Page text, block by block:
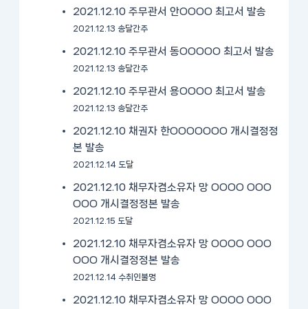
2021.12.10 주무관서 안OOOO 최고서 발송
2021.12.13 송달간주
2021.12.10 주무관서 동OOOOO 최고서 발송
2021.12.13 송달간주
2021.12.10 주무관서 용OOOO 최고서 발송
2021.12.13 송달간주
2021.12.10 채권자 한OOOOOOO 개시결정정
본 발송
2021.12.14 도달
2021.12.10 채무자겸소유자 망 OOOO OOO
OOO 개시결정정본 발송
2021.12.15 도달
2021.12.10 채무자겸소유자 망 OOOO OOO
OOO 개시결정정본 발송
2021.12.14 수취인불명
2021.12.10 채무자겸소유자 망 OOOO OOO